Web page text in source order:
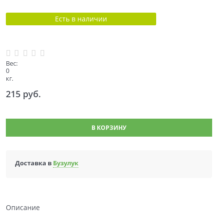
Есть в наличии
Вес:
0
кг.
215 руб.
В КОРЗИНУ
Доставка в Бузулук
Описание